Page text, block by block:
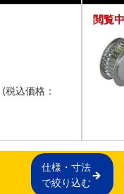
(税込価格：
閲覧
仕様・寸法
で絞り込む